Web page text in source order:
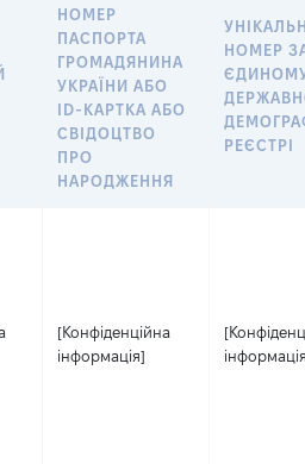
НОМЕР
ПАСПОРТА
ГРОМАДЯНИНА
УКРАЇНИ АБО
ID-КАРТКА АБО
СВІДОЦТВО
ПРО
НАРОДЖЕННЯ
НОМЕР
РЕЄСТРІ
[Конфіденційна
інформація]